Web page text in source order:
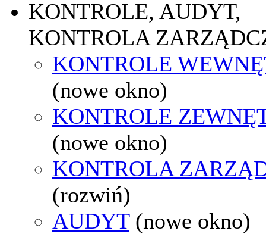
KONTROLE, AUDYT,
KONTROLA
KONTROLE
(nowe okno)
KONTROLE
(nowe okno)
KONTROLA
(rozwiń)
AUDYT (nowe okno)